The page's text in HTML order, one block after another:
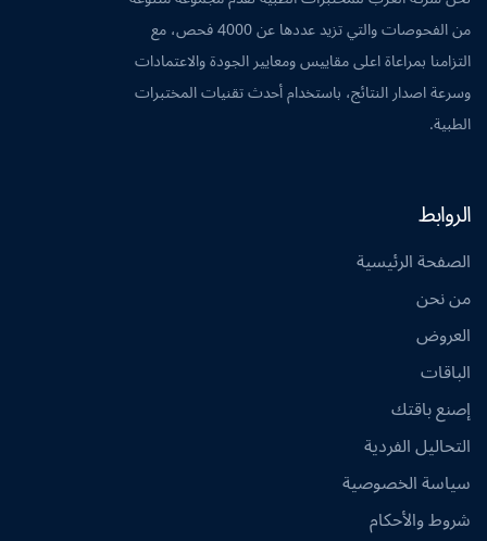
من الفحوصات والتي تزيد عددها عن 4000 فحص، مع
التزامنا بمراعاة اعلى مقاييس ومعايير الجودة والاعتمادات
وسرعة اصدار النتائج، باستخدام أحدث تقنيات المختبرات
الطبية.
الروابط
الصفحة الرئيسية
من نحن
العروض
الباقات
إصنع باقتك
التحاليل الفردية
سياسة الخصوصية
شروط والأحكام